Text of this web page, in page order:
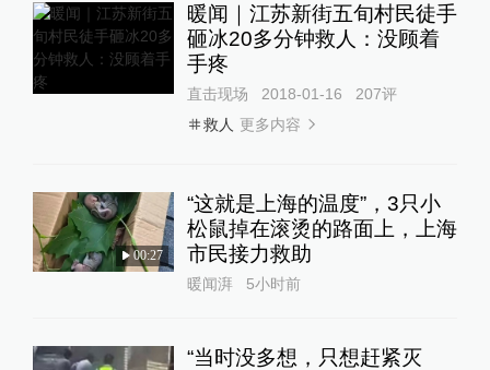
暖闻｜江苏新街五旬村民徒手
砸冰20多分钟救人：没顾着
手疼
直击现场 2018-01-16 207评
救人 更多内容
00:27
“这就是上海的温度”，3只小
松鼠掉在滚烫的路面上，上海
市民接力救助
暖闻湃 5小时前
“当时没多想，只想赶紧灭